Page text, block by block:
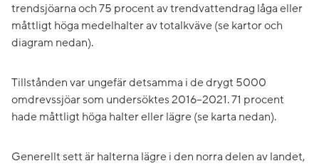
trendsjöarna och 75 procent av trendvattendrag låga eller
måttligt höga medelhalter av totalkväve (se kartor och
diagram nedan).
Tillstånden var ungefär detsamma i de drygt 5000
omdrevssjöar som undersöktes 2016–2021. 71 procent
hade måttligt höga halter eller lägre (se karta nedan).
Generellt sett är halterna lägre i den norra delen av landet,